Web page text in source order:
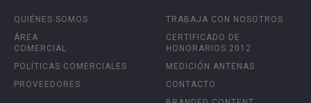
QUIÉNES SOMOS
ÁREA
COMERCIAL
POLÍTICAS COMERCIALES
PROVEEDORES
TRABAJA CON NOSOTROS
CERTIFICADO DE
HONORARIOS 2012
MEDICIÓN ANTENAS
CONTACTO